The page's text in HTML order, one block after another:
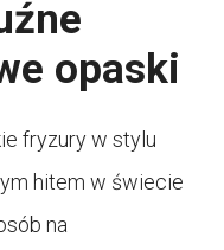
opaski
fryzury w stylu
hitem w świecie
na